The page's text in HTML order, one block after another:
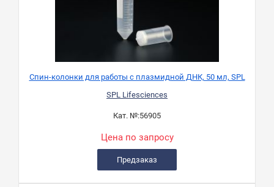
Спин-колонки для работы с плазмидной ДНК, 50 мл, SPL
SPL Lifesciences
Кат. №:56905
Цена по запросу
Предзаказ